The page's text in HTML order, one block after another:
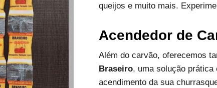
queijos e muito mais.
Acendedor de
Além do carvão, oferecemos
Braseiro, uma solução prática
acendimento da sua